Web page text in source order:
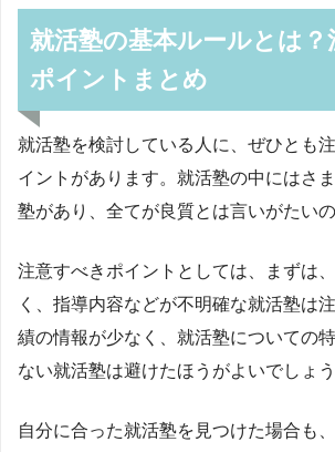
就活塾の基本ルールとは？
ポイントまとめ
就活塾を検討している人に、ぜひとも
イントがあります。就活塾の中にはさ
塾があり、全てが良質とは言いがたいの
注意すべきポイントとしては、まずは
く、指導内容などが不明確な就活塾は
績の情報が少なく、就活塾についての
ない就活塾は避けたほうがよいでしょう
自分に合った就活塾を見つけた場合も